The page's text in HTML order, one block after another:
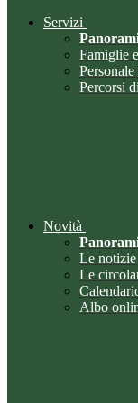
Servizi
Famiglie
Percorsi
Novità
Le notizie
Le
Albo